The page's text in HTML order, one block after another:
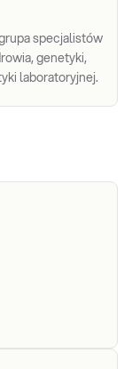
specjalistów
genetyki,
laboratoryjnej.